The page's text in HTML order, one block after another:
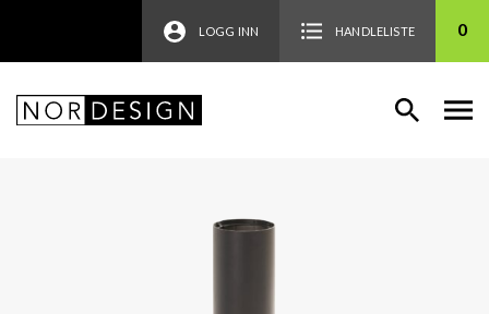
LOGG INN HANDLELISTE 0